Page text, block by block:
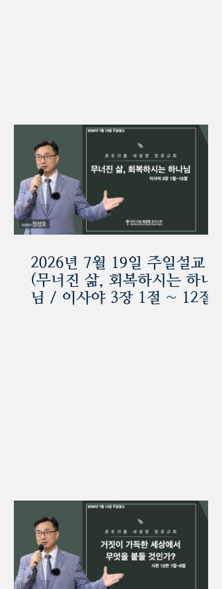
2026년 7월 19일 주일설교
(무너진 삶, 회복하시는 하나
님 / 이사야 3장 1절 ~ 12절)